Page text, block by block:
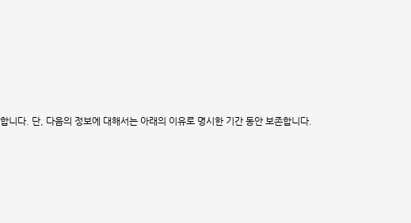
다. 단, 다음의 정보에 대해서는 아래의 이유로 명시한 기간 동안 보존합니다.